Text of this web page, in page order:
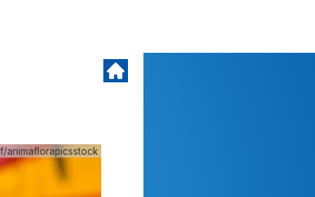
animaflorapicsstock